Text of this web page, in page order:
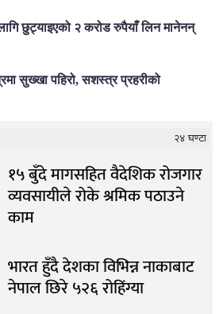
छुट्याइएको २ करोड रुपैयाँ लिन मानेनन्
सुख्खा पहिरो, सशस्त्र प्रहरीको
२४ घण्टा
१५ बुँदे मागसहित वैदेशिक रोजगार
व्यवसायीले रोके श्रमिक पठाउने
काम
भारत हुँदै देशका विभिन्न नाकाबाट
नेपाल छिरे ५२६ रोहिंग्या